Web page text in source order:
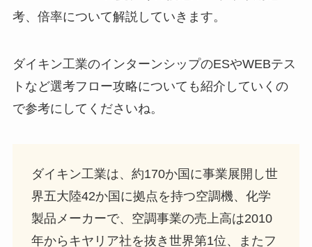
考、倍率について解説していきます。
ダイキン工業のインターンシップのESやWEBテス
トなど選考フロー攻略についても紹介していくの
で参考にしてくださいね。
ダイキン工業は、約170か国に事業展開し世
界五大陸42か国に拠点を持つ空調機、化学
製品メーカーで、空調事業の売上高は2010
年からキヤリア社を抜き世界第1位、またフ